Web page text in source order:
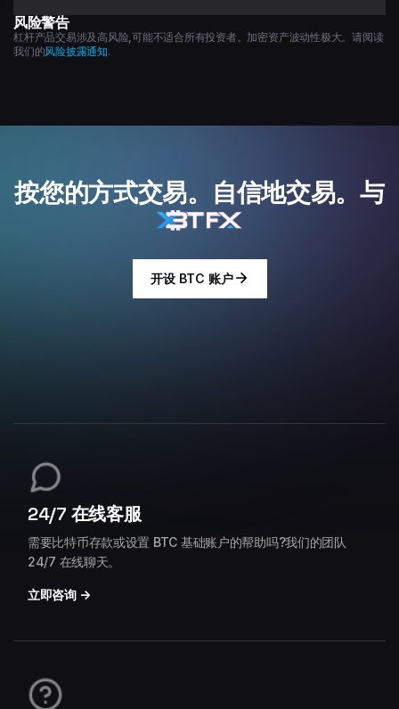
风险警告
杠杆产品交易涉及高风险,可能不适合所有投资者。加密资产波动性极大。请阅读
我们的风险披露通知.
按您的方式交易。自信地交易。与
开设 BTC 账户
24/7 在线客服
需要比特币存款或设置 BTC 基础账户的帮助吗?我们的团队
24/7 在线聊天。
立即咨询 →